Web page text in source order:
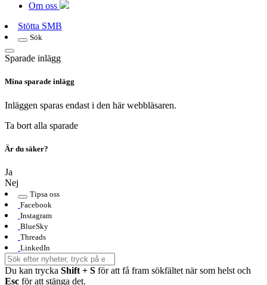
Om oss
Stötta SMB
Sök
Sparade inlägg
Mina sparade inlägg
Inläggen sparas endast i den här webbläsaren.
Ta bort alla sparade
Är du säker?
Ja
Nej
Tipsa oss
Facebook
Instagram
BlueSky
Threads
LinkedIn
Du kan trycka Shift + S för att få fram sökfältet när som helst och
Esc för att stänga det.